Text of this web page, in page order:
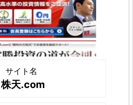
サイト名
株天.com